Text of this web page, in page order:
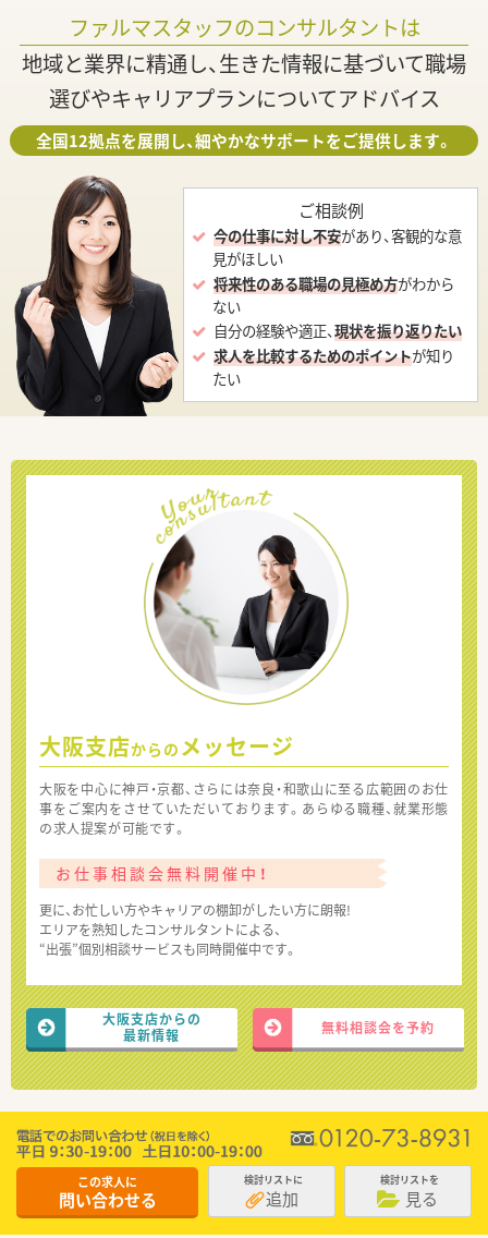
ファルマスタッフのコンサルタントは
地域と業界に精通し、生きた情報に基づいて職場
選びやキャリアプランについてアドバイス
全国12拠点を展開し、細やかなサポートをご提供します。
ご相談例
今の仕事に対し不安があり、客観的な意
見がほしい
将来性のある職場の見極め方がわから
ない
自分の経験や適正、現状を振り返りたい
求人を比較するためのポイントが知り
たい
大阪支店からの メッセージ
大阪を中心に神戸・京都、さらには奈良・和歌山に至る広範囲のお仕
事をご案内をさせていただいております。あらゆる職種、就業形態
の求人提案が可能です。
お仕事相談会無料開催中！
更に、お忙しい方やキャリアの棚卸がしたい方に朗報!
エリアを熟知したコンサルタントによる、
“出張”個別相談サービスも同時開催中です。
大阪支店からの
最新情報
無料相談会を予約
この求人に
問い合わせる
検討リストに
追加
検討リストを
見る